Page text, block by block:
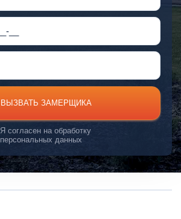
ВЫЗВАТЬ ЗАМЕРЩИКА
Я согласен наобработку
персональных данных